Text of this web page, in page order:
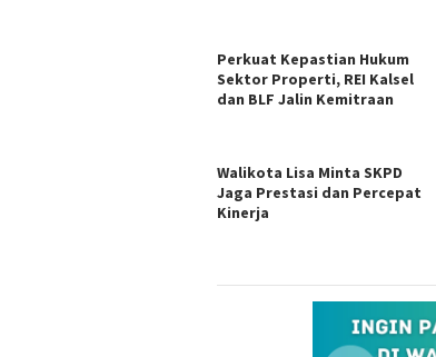
Perkuat Kepastian Hukum
Sektor Properti, REI Kalsel
dan BLF Jalin Kemitraan
Walikota Lisa Minta SKPD
Jaga Prestasi dan Percepat
Kinerja